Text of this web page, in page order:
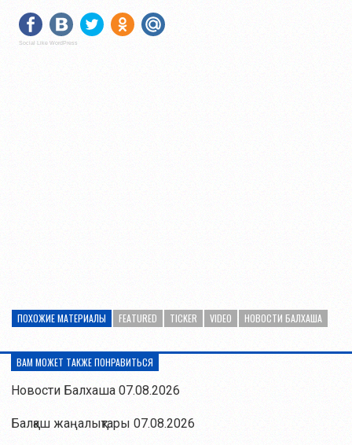
Social Like WordPress
ПОХОЖИЕ МАТЕРИАЛЫ FEATURED TICKER VIDEO НОВОСТИ БАЛХАША
ВАМ МОЖЕТ ТАКЖЕ ПОНРАВИТЬСЯ
Новости Балхаша 07.08.2026
Балқаш жаңалықтары 07.08.2026